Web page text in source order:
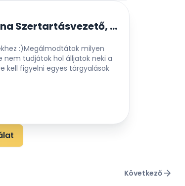
Ambrus-Rácz Ramóna Szertartásvezető, Esküvőszervező
:)Megálmodtátok milyen
nem tudjátok hol álljatok neki a
kell figyelni egyes tárgyalások
Következő